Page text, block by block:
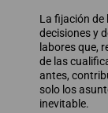
La fijación de
decisiones y
labores que,
de las
antes,
solo los
inevitable.